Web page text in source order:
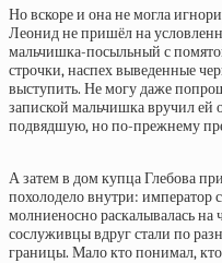
Но вскоре и она не могла
Леонид не пришёл на
мальчишка-посыльный с
строчки, наспех выведенные
выступить. Не могу даже
запиской мальчишка вручил ей
подвядшую, но по-прежнему
А затем в дом купца Глебова
похолодело внутри: император
молниеносно раскалывалась на
сослуживцы вдруг стали по
границы. Мало кто понимал,